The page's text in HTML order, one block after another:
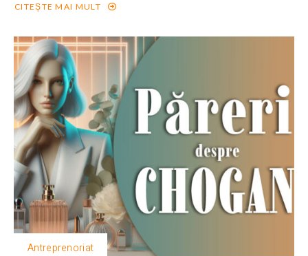
CITEȘTE MAI MULT
Antreprenoriat